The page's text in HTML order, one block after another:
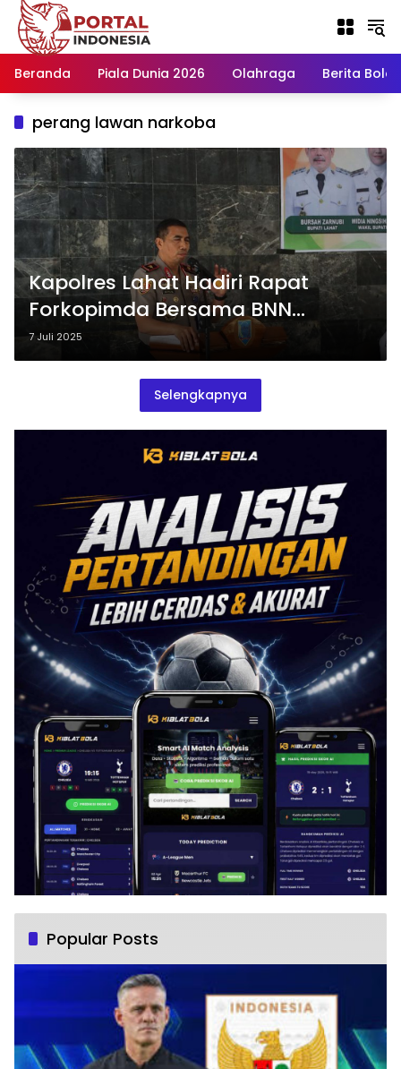
Langsung
konten
Beranda
Piala Dunia 2026 Olahraga Berita Bola
perang lawan narkoba
Kapolres Lahat Hadiri Rapat
Forkopimda Bersama BNN
Sumsel, Perkuat Sinergi Perang
Melawan Narkoba
7 Juli 2025
Selengkapnya
Popular Posts